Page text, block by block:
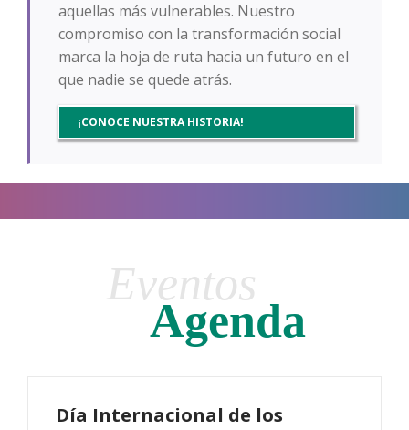
aquellas más vulnerables. Nuestro
compromiso con la transformación social
marca la hoja de ruta hacia un futuro en el
que nadie se quede atrás.
¡CONOCE NUESTRA HISTORIA!
Día Internacional de los
Eventos
Agenda